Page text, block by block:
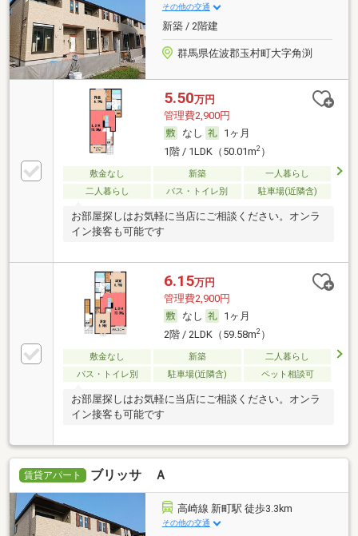
その他の交通
新築 / 2階建
群馬県佐波郡玉村町大字角渕
5.50万円
管理費2,900円
なし
1ヶ月
1階 / 1LDK（50.01m2）
敷金なし 新築
一人暮らし
二人暮らし
バス・トイレ別 駐車場(近隣含)
お部屋探しはお気軽に当店にご相談ください。オンラ
イン接客も可能です
6.15万円
管理費2,900円
なし
1ヶ月
2階 / 2LDK（59.58m2）
敷金なし 新築
二人暮らし
バス・トイレ別
駐車場(近隣含) ペット相談可
お部屋探しはお気軽に当店にご相談ください。オンラ
イン接客も可能です
賃貸アパート ブリッサ Ａ
高崎線 新町駅 徒歩3.3km
その他の交通